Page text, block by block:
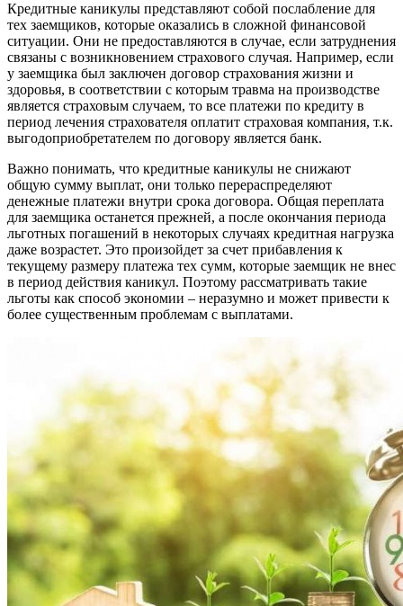
Кредитные каникулы представляют собой послабление для
тех заемщиков, которые оказались в сложной финансовой
ситуации. Они не предоставляются в случае, если затруднения
связаны с возникновением страхового случая. Например, если
у заемщика был заключен договор страхования жизни и
здоровья, в соответствии с которым травма на производстве
является страховым случаем, то все платежи по кредиту в
период лечения страхователя оплатит страховая компания, т.к.
выгодоприобретателем по договору является банк.
Важно понимать, что кредитные каникулы не снижают
общую сумму выплат, они только перераспределяют
денежные платежи внутри срока договора. Общая переплата
для заемщика останется прежней, а после окончания периода
льготных погашений в некоторых случаях кредитная нагрузка
даже возрастет. Это произойдет за счет прибавления к
текущему размеру платежа тех сумм, которые заемщик не внес
в период действия каникул. Поэтому рассматривать такие
льготы как способ экономии – неразумно и может привести к
более существенным проблемам с выплатами.